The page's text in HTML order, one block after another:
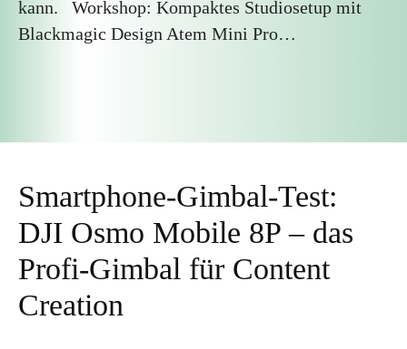
kann. Workshop: Kompaktes Studiosetup mit
Blackmagic Design Atem Mini Pro…
Smartphone-Gimbal-Test:
DJI Osmo Mobile 8P – das
Profi-Gimbal für Content
Creation